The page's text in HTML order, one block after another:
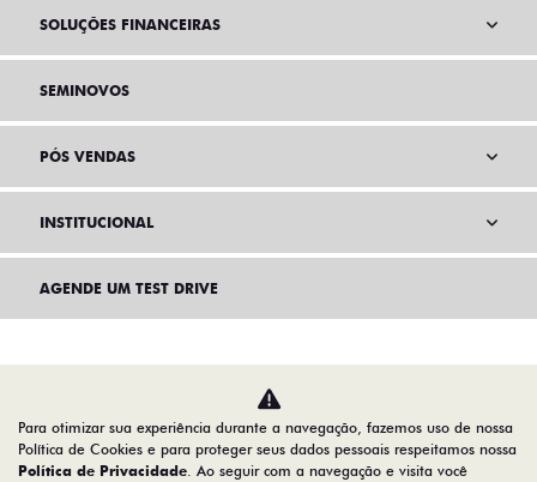
SOLUÇÕES FINANCEIRAS
SEMINOVOS
PÓS VENDAS
INSTITUCIONAL
AGENDE UM TEST DRIVE
Para otimizar sua experiência durante a navegação, fazemos uso de nossa
Política de Cookies e para proteger seus dados pessoais respeitamos nossa
Política de Privacidade. Ao seguir com a navegação e visita você